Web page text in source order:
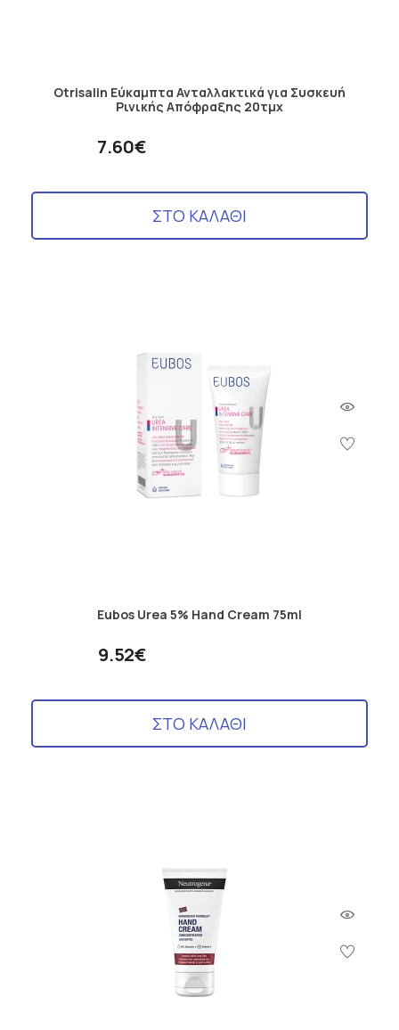
Otrisalin Εύκαμπτα Ανταλλακτικά για Συσκευή
Ρινικής Απόφραξης 20τμχ
7.60€
ΣΤΟ ΚΑΛΑΘΙ
Eubos Urea 5% Hand Cream 75ml
9.52€
ΣΤΟ ΚΑΛΑΘΙ